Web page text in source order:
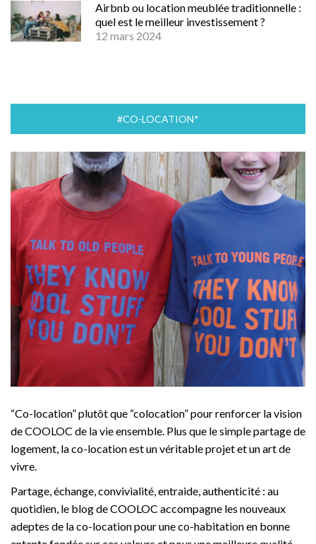
Airbnb ou location meublée traditionnelle :
quel est le meilleur investissement ?
12 mars 2024
#CO-LOCATION*
“Co-location” plutôt que “colocation” pour renforcer la vision
de COOLOC de la vie ensemble. Plus que le simple partage de
logement, la co-location est un véritable projet et un art de
vivre.
Partage, échange, convivialité, entraide, authenticité : au
quotidien, le blog de COOLOC accompagne les nouveaux
adeptes de la co-location pour une co-habitation en bonne